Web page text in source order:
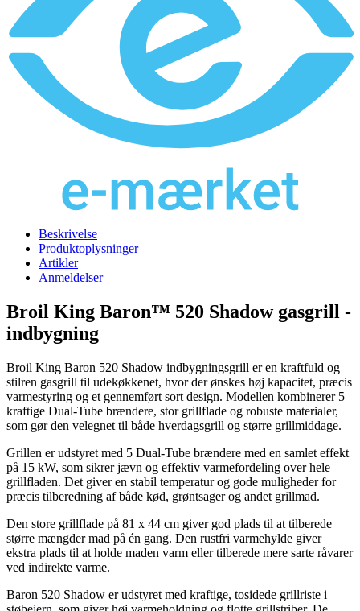
Beskrivelse
Produktoplysninger
Artikler
Anmeldelser
Broil King Baron™ 520 Shadow gasgrill -
indbygning
Broil King Baron 520 Shadow indbygningsgrill er en kraftfuld og
stilren gasgrill til udekøkkenet, hvor der ønskes høj kapacitet, præcis
varmestyring og et gennemført sort design. Modellen kombinerer 5
kraftige Dual-Tube brændere, stor grillflade og robuste materialer,
som gør den velegnet til både hverdagsgrill og større grillmiddage.
Grillen er udstyret med 5 Dual-Tube brændere med en samlet effekt
på 15 kW, som sikrer jævn og effektiv varmefordeling over hele
grillfladen. Det giver en stabil temperatur og gode muligheder for
præcis tilberedning af både kød, grøntsager og andet grillmad.
Den store grillflade på 81 x 44 cm giver god plads til at tilberede
større mængder mad på én gang. Den rustfri varmehylde giver
ekstra plads til at holde maden varm eller tilberede mere sarte råvarer
ved indirekte varme.
Baron 520 Shadow er udstyret med kraftige, tosidede grillriste i